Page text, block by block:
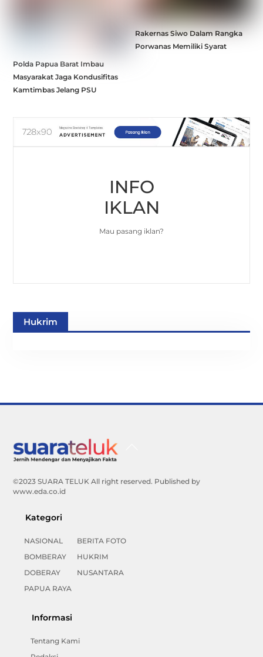
Polda Papua Barat Imbau
Masyarakat Jaga Kondusifitas
Kamtimbas Jelang PSU
Rakernas Siwo Dalam Rangka
Porwanas Memiliki Syarat
INFO
IKLAN
Mau pasang iklan?
Hukrim
©2023 SUARA TELUK All right reserved. Published by
www.eda.co.id
Kategori
NASIONAL
BOMBERAY
DOBERAY
PAPUA RAYA
BERITA FOTO
HUKRIM
NUSANTARA
Informasi
Tentang Kami